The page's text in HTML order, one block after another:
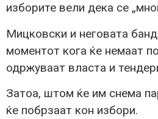
изборите вели дека се
Мицковски и неговата
моментот кога ќе немаат
одржуваат власта и
Затоа, штом ќе им снема
ќе побрзаат кон избори.